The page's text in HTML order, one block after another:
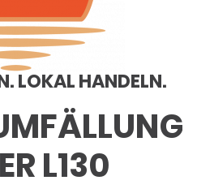
LOKAL HANDELN.
L130